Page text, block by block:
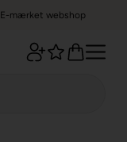
E-mærket webshop